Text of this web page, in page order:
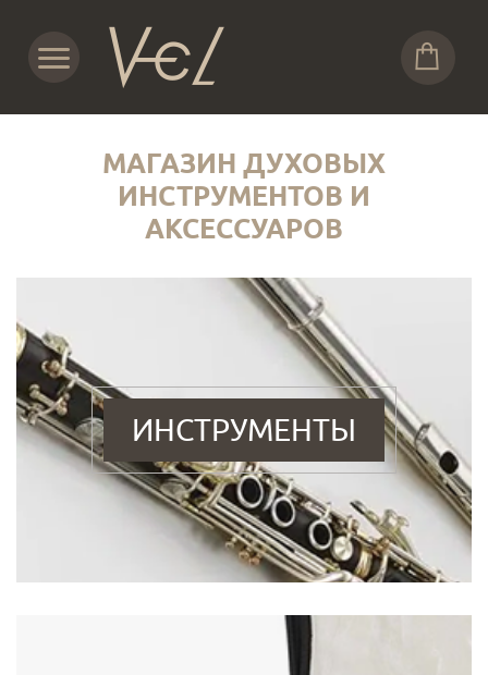
МАГАЗИН ДУХОВЫХ
ИНСТРУМЕНТОВ И
АКСЕССУАРОВ
ИНСТРУМЕНТЫ